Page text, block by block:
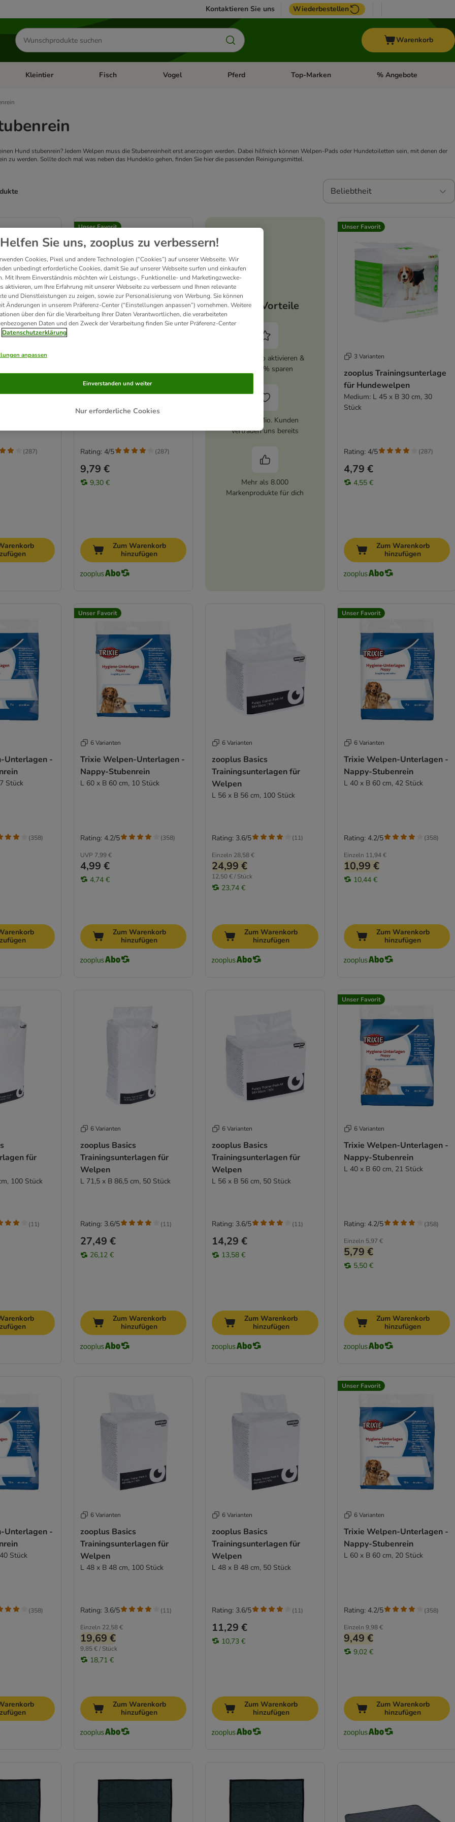
Kontaktieren Sie uns Wiederbestellen
Produkte
suchen
Warenkorb
& Zubehör
Kategorie-Menü öffnen: Hundefutter & Zubehör
Kleintier Kategorie-Menü öffnen: Kleintier
Fisch Kategorie-Menü öffnen: Fisch
Vogel Kategorie-Menü öffnen: Vogel
Pferd Kategorie-Menü öffnen: Pferd
Top-Marken Kategorie-Menü öffnen:
% Angebote
Hund stubenrein? Jedem Welpen muss die Stubenreinheit erst anerzogen werden. Dabei hilfreich können Welpen-Pads oder Hundetoiletten sein, mit denen der
zu werden. Sollte doch mal was neben das Hundeklo gehen, finden Sie hier die passenden Reinigungsmittel.
Beliebtheit
60 cm, 30
(287)
Unser Favorit
zooplus Trainingsunterlage
für Hundewelpen
Large: L 60 x B 45 cm, 30 Stück
9,79 €
9,30 €
Rating: 4/5 (287)
Zum Warenkorb
hinzufügen
Deine Vorteile
zooplus Abo aktivieren &
immer 5% sparen
Über 10 Mio. Kunden
vertrauen uns bereits
Mehr als 8.000
Markenprodukte für dich
Unser Favorit
3 Varianten
zooplus Trainingsunterlage
für Hundewelpen
Medium: L 45 x B 30 cm, 30
Stück
4,79 €
4,55 €
Rating: 4/5 (287)
Zum Warenkorb
hinzufügen
Unterlagen -
Stück
(358)
Unser Favorit
6 Varianten
Trixie Welpen-Unterlagen -
Nappy-Stubenrein
L 60 x B 60 cm, 10 Stück
UVP 7,99 €
4,99 €
4,74 €
Rating: 4.2/5 (358)
Zum Warenkorb
hinzufügen
6 Varianten
zooplus Basics
Trainingsunterlagen für
Welpen
L 56 x B 56 cm, 100 Stück
Einzeln 28,58 €
24,99 €
12,50 € / Stück
23,74 €
Rating: 3.6/5 (11)
Zum Warenkorb
hinzufügen
Unser Favorit
6 Varianten
Trixie Welpen-Unterlagen -
Nappy-Stubenrein
L 40 x B 60 cm, 42 Stück
Einzeln 11,94 €
10,99 €
10,44 €
Rating: 4.2/5 (358)
Zum Warenkorb
hinzufügen
für
100 Stück
(11)
6 Varianten
zooplus Basics
Trainingsunterlagen für
Welpen
L 71,5 x B 86,5 cm, 50 Stück
27,49 €
26,12 €
Rating: 3.6/5 (11)
Zum Warenkorb
hinzufügen
6 Varianten
zooplus Basics
Trainingsunterlagen für
Welpen
L 56 x B 56 cm, 50 Stück
14,29 €
13,58 €
Rating: 3.6/5 (11)
Zum Warenkorb
hinzufügen
Unser Favorit
6 Varianten
Trixie Welpen-Unterlagen -
Nappy-Stubenrein
L 40 x B 60 cm, 21 Stück
Einzeln 5,97 €
5,79 €
5,50 €
Rating: 4.2/5 (358)
Zum Warenkorb
hinzufügen
Unterlagen -
Stück
(358)
6 Varianten
zooplus Basics
Trainingsunterlagen für
Welpen
L 48 x B 48 cm, 100 Stück
Einzeln 22,58 €
19,69 €
9,85 € / Stück
18,71 €
Rating: 3.6/5 (11)
Zum Warenkorb
hinzufügen
6 Varianten
zooplus Basics
Trainingsunterlagen für
Welpen
L 48 x B 48 cm, 50 Stück
11,29 €
10,73 €
Rating: 3.6/5 (11)
Zum Warenkorb
hinzufügen
Unser Favorit
6 Varianten
Trixie Welpen-Unterlagen -
Nappy-Stubenrein
L 60 x B 60 cm, 20 Stück
Einzeln 9,98 €
9,49 €
9,02 €
Rating: 4.2/5 (358)
Zum Warenkorb
hinzufügen
Helfen Sie uns, zooplus zu verbessern!
Cookies, Pixel und andere Technologien (“Cookies”) auf unserer Webseite. Wir
unbedingt erforderliche Cookies, damit Sie auf unserer Webseite surfen und einkaufen
Mit Ihrem Einverständnis möchten wir Leistungs-, Funktionelle- und Marketingzwecke-
aktivieren, um Ihre Erfahrung mit unserer Webseite zu verbessern und Ihnen relevante
und Dienstleistungen zu zeigen, sowie zur Personalisierung von Werbung. Sie können
Änderungen in unserem Präferenz-Center (“Einstellungen anpassen”) vornehmen. Weitere
über den für die Verarbeitung Ihrer Daten Verantwortlichen, die verarbeiteten
Daten und den Zweck der Verarbeitung finden Sie unter Präferenz-Center
Datenschutzerklärung
anpassen
Nur erforderliche Cookies
Einverstanden und weiter